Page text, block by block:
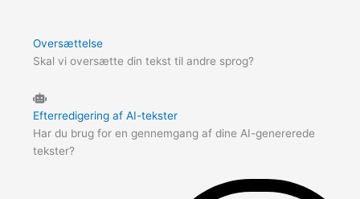
Oversættelse
Skal vi oversætte din tekst til andre sprog?
Efterredigering af AI-tekster
Har du brug for en gennemgang af dine AI-genererede
tekster?